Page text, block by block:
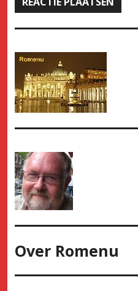
Over Romenu